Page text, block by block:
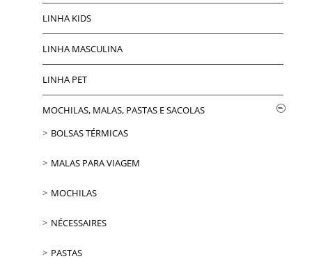
LINHA KIDS
LINHA MASCULINA
LINHA PET
MOCHILAS, MALAS, PASTAS E SACOLAS
BOLSAS TÉRMICAS
MALAS PARA VIAGEM
MOCHILAS
NÉCESSAIRES
PASTAS